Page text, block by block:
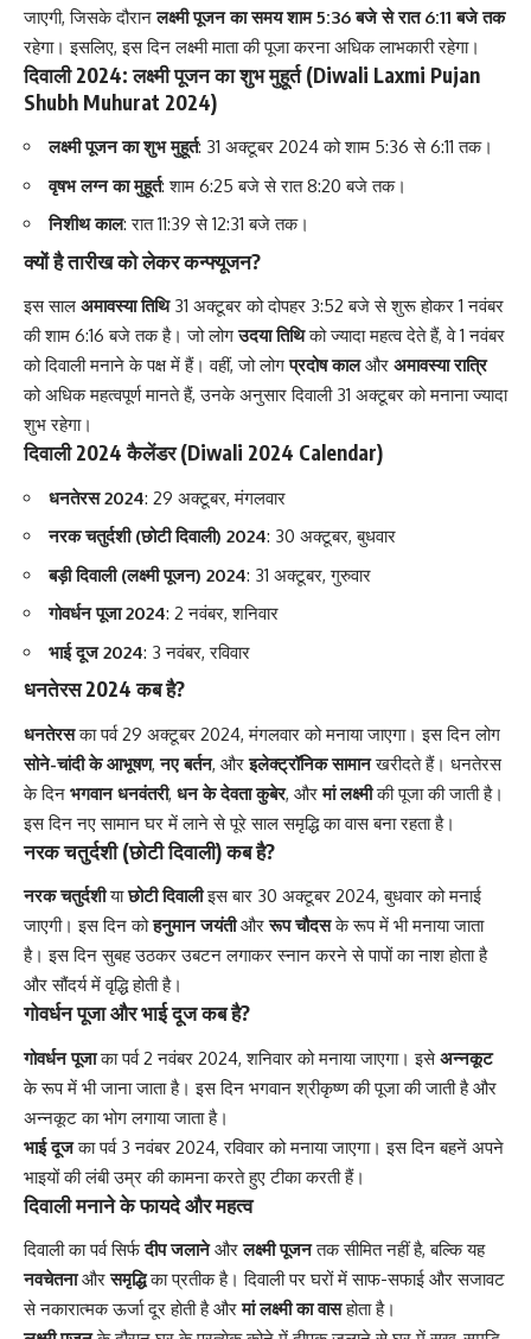
जाएगी, जिसके दौरानलक्ष्मी पूजन का समय शाम 5:36 बजे से रात 6:11 बजे तक
रहेगा। इसलिए, इस दिन लक्ष्मी माता की पूजा करना अधिक लाभकारी रहेगा।
दिवाली 2024: लक्ष्मी पूजन का शुभ मुहूर्त (Diwali Laxmi Pujan
Shubh Muhurat 2024)
लक्ष्मी पूजन का शुभ मुहूर्त: 31 अक्टूबर 2024 को शाम 5:36 से 6:11 तक।
वृषभ लग्न का मुहूर्त: शाम 6:25 बजे से रात 8:20 बजे तक।
निशीथ काल: रात 11:39 से 12:31 बजे तक।
क्यों है तारीख को लेकर कन्फ्यूजन?
इस साल अमावस्या तिथि31 अक्टूबर को दोपहर 3:52 बजे से शुरू होकर 1 नवंबर
की शाम 6:16 बजे तक है। जो लोगउदया तिथिको ज्यादा महत्व देते हैं, वे 1 नवंबर
को दिवाली मनाने के पक्ष में हैं। वहीं, जो लोगप्रदोष कालऔर अमावस्या रात्रि
को अधिक महत्वपूर्ण मानते हैं, उनके अनुसार दिवाली 31 अक्टूबर को मनाना ज्यादा
शुभ रहेगा।
दिवाली 2024 कैलेंडर (Diwali 2024 Calendar)
धनतेरस 2024: 29 अक्टूबर, मंगलवार
नरक चतुर्दशी (छोटी दिवाली) 2024: 30 अक्टूबर, बुधवार
बड़ी दिवाली (लक्ष्मी पूजन) 2024: 31 अक्टूबर, गुरुवार
गोवर्धन पूजा 2024: 2 नवंबर, शनिवार
भाई दूज 2024: 3 नवंबर, रविवार
धनतेरस 2024 कब है?
धनतेरसका पर्व 29 अक्टूबर 2024, मंगलवार को मनाया जाएगा। इस दिन लोग
सोने-चांदी के आभूषण,नए बर्तन, औरइलेक्ट्रॉनिक सामानखरीदते हैं। धनतेरस
के दिन भगवान धनवंतरी, धन के देवता कुबेर, औरमां लक्ष्मीकी पूजा की जाती है।
इस दिन नए सामान घर में लाने से पूरे साल समृद्धि का वास बना रहता है।
नरक चतुर्दशी (छोटी दिवाली) कब है?
नरक चतुर्दशीयाछोटी दिवालीइस बार 30 अक्टूबर 2024, बुधवार को मनाई
जाएगी। इस दिन कोहनुमान जयंतीऔररूप चौदसके रूप में भी मनाया जाता
है। इस दिन सुबह उठकर उबटन लगाकर स्नान करने से पापों का नाश होता है
और सौंदर्य में वृद्धि होती है।
गोवर्धन पूजा और भाई दूज कब है?
गोवर्धन पूजाका पर्व 2 नवंबर 2024, शनिवार को मनाया जाएगा। इसेअन्नकूट
के रूप में भी जाना जाता है। इस दिन भगवान श्रीकृष्ण की पूजा की जाती है और
अन्नकूट का भोग लगाया जाता है।
भाई दूजका पर्व 3 नवंबर 2024, रविवार को मनाया जाएगा। इस दिन बहनें अपने
भाइयों की लंबी उम्र की कामना करते हुए टीका करती हैं।
दिवाली मनाने के फायदे और महत्व
दिवाली का पर्व सिर्फदीप जलानेऔरलक्ष्मी पूजनतक सीमित नहीं है, बल्कि यह
नवचेतनाऔरसमृद्धिका प्रतीक है। दिवाली पर घरों में साफ-सफाई और सजावट
से नकारात्मक ऊर्जा दूर होती है औरमां लक्ष्मी का वासहोता है।